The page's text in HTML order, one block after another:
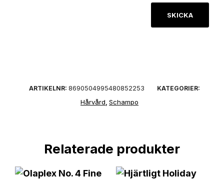
ARTIKELNR: 8690504995480852253 KATEGORIER:
Hårvård Schampo
Relaterade produkter